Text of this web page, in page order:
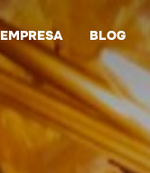
EMPRESA BLOG